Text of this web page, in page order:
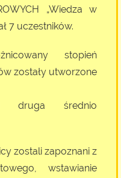
„Wiedza w
7 uczestników.
stopień
zostały utworzone
druga średnio
zostali zapoznani z
wstawianie